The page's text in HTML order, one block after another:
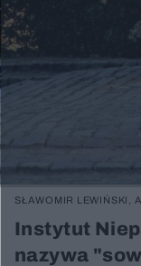
SŁAWOMIR LEWIŃSKI,
Instytut
nazywa